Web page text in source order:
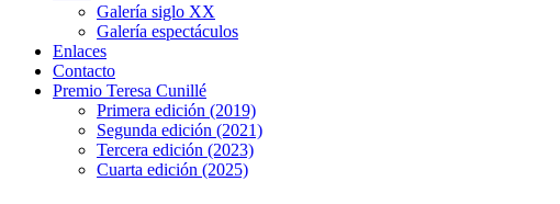
Galería siglo XX
Galería espectáculos
Enlaces
Contacto
Premio Teresa Cunillé
Primera edición (2019)
Segunda edición (2021)
Tercera edición (2023)
Cuarta edición (2025)